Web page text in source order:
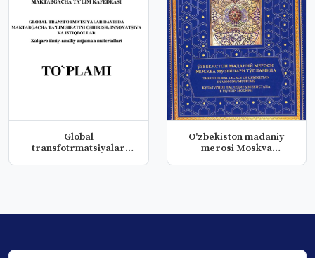
Global
transfotrmatsiyalar
O'zbekiston madaniy
merosi Moskva